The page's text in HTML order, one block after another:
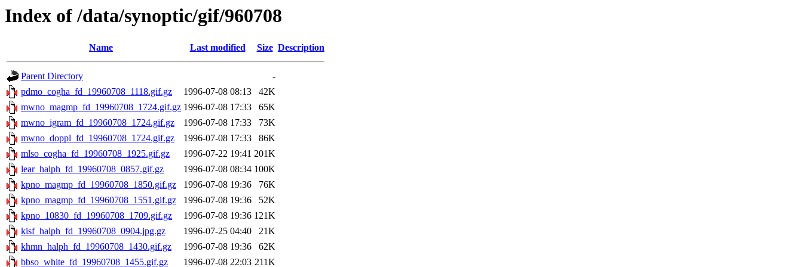
Index of /data/synoptic/gif/960708
Name Last modified Size Description
Parent Directory
-
pdmo_cogha_fd_19960708_1118.gif.gz
1996-07-08 08:13
42K
mwno_magmp_fd_19960708_1724.gif.gz 1996-07-08 17:33
65K
mwno_igram_fd_19960708_1724.gif.gz
1996-07-08 17:33
73K
mwno_doppl_fd_19960708_1724.gif.gz
1996-07-08 17:33
86K
mlso_cogha_fd_19960708_1925.gif.gz
1996-07-22 19:41 201K
lear_halph_fd_19960708_0857.gif.gz
1996-07-08 08:34 100K
kpno_magmp_fd_19960708_1850.gif.gz
1996-07-08 19:36
76K
kpno_magmp_fd_19960708_1551.gif.gz
1996-07-08 19:36
52K
kpno_10830_fd_19960708_1709.gif.gz
1996-07-08 19:36 121K
kisf_halph_fd_19960708_0904.jpg.gz
1996-07-25 04:40
21K
khmn_halph_fd_19960708_1430.gif.gz
1996-07-08 19:36
62K
bbso_white_fd_19960708_1455.gif.gz
1996-07-08 22:03 211K